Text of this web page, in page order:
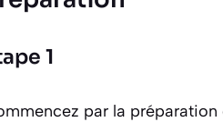
1
par la